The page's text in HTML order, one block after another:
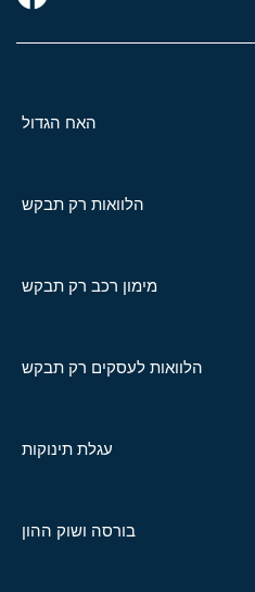
האח הגדול
הלוואות רק תבקש
מימון רכב רק תבקש
הלוואות לעסקים רק תבקש
עגלת תינוקות
בורסה ושוק ההון